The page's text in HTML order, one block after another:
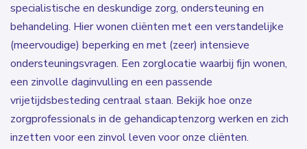
specialistische en deskundige zorg, ondersteuning en
behandeling. Hier wonen cliënten met een verstandelijke
(meervoudige) beperking en met (zeer) intensieve
ondersteuningsvragen. Een zorglocatie waarbij fijn wonen,
een zinvolle daginvulling en een passende
vrijetijdsbesteding centraal staan. Bekijk hoe onze
zorgprofessionals in de gehandicaptenzorg werken en zich
inzetten voor een zinvol leven voor onze cliënten.